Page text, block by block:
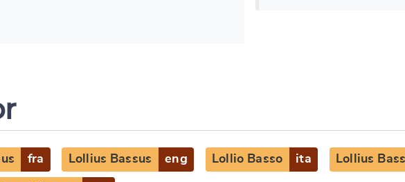
fra Lollius Bassus eng Lollio Basso ita Lollius